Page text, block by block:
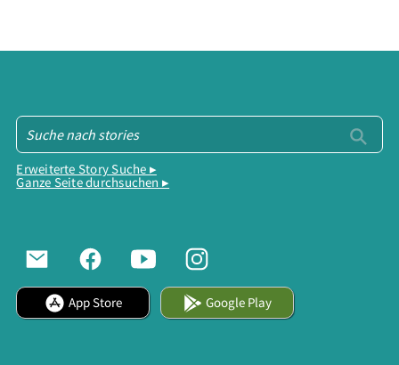
Erweiterte Story Suche ▸
Ganze Seite durchsuchen ▸
App Store Google Play